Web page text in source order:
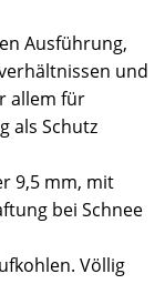
Ausführung,
und
allem für
als Schutz
9,5 mm, mit
bei Schnee
Völlig